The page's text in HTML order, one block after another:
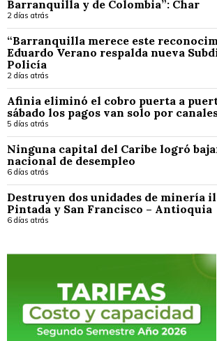
Barranquilla y de Colombia”: Char
2 días atrás
“Barranquilla merece este
Eduardo Verano respalda nueva
Policía
2 días atrás
Afinia eliminó el cobro puerta a
sábado los pagos van solo por
5 días atrás
Ninguna capital del Caribe logró
nacional de desempleo
6 días atrás
Destruyen dos unidades de minería
Pintada y San Francisco – Antioquia
6 días atrás